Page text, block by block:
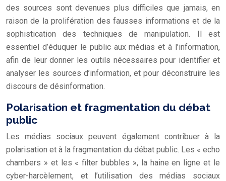
des sources sont devenues plus difficiles que jamais, en
raison de la prolifération des fausses informations et de la
sophistication des techniques de manipulation. Il est
essentiel d’éduquer le public aux médias et à l’information,
afin de leur donner les outils nécessaires pour identifier et
analyser les sources d’information, et pour déconstruire les
discours de désinformation.
Polarisation et fragmentation du débat
public
Les médias sociaux peuvent également contribuer à la
polarisation et à la fragmentation du débat public. Les « echo
chambers » et les « filter bubbles », la haine en ligne et le
cyber-harcèlement, et l’utilisation des médias sociaux